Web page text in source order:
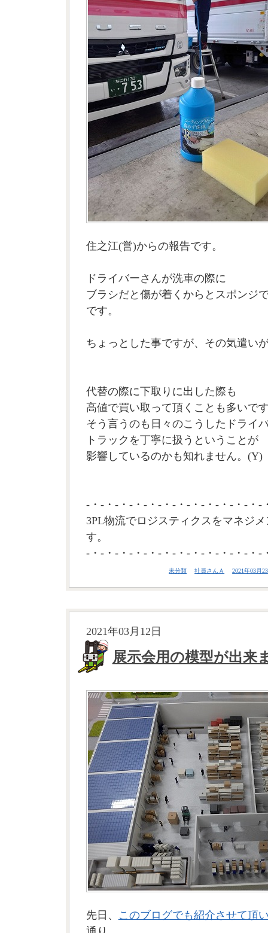
住之江(営)からの報告です。
ドライバーさんが洗車の際に
ブラシだと傷が着くからとスポンジ
です。
ちょっとした事ですが、その気遣い
代替の際に下取りに出した際も
高値で買い取って頂くことも多いで
そう言うのも日々のこうしたドライ
トラックを丁寧に扱うということが
影響しているのかも知れません。(Y)
-・-・-・-・-・-・-・-・-・-・-・-・-
3PL物流でロジスティクスをマネジ
す。
-・-・-・-・-・-・-・-・-・-・-・-・-
未分類 社員さんＡ 2021年03月
2021年03月12日
展示会用の模型が出来
先日、
このブログでも紹介させて頂